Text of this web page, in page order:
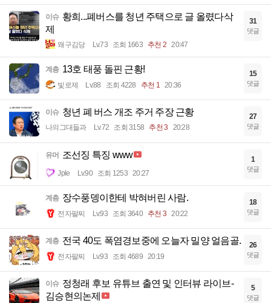
이슈 황희...폐버스를 청년 주택으로 글 올렸다삭
제
왜구김당 Lv.73 조회 1663 추천 2 20:47
31
댓글
계층 13호 태풍 돌핀 근황!
빛로제 Lv.88 조회 4228 추천 1 20:36
15
댓글
이슈 청년 폐 버스 개조 주거 주장 근황
나의그대들과 Lv.72 조회 3158 추천 3 20:28
27
댓글
유머 조선징 특징 www
Jple Lv.90 조회 1253 20:27
1
댓글
계층 장수풍뎅이한테 박혀버린 사람.
전자팔찌 Lv.93 조회 3640 추천 3 20:22
18
댓글
계층 전국 40도 폭염경보중에 오늘자 밀양 얼음골.
전자팔찌 Lv.93 조회 4689 20:19
26
댓글
이슈 정청래 후보 유튜브 출연 및 인터뷰 라이브-
김승현의논제
5
댓글